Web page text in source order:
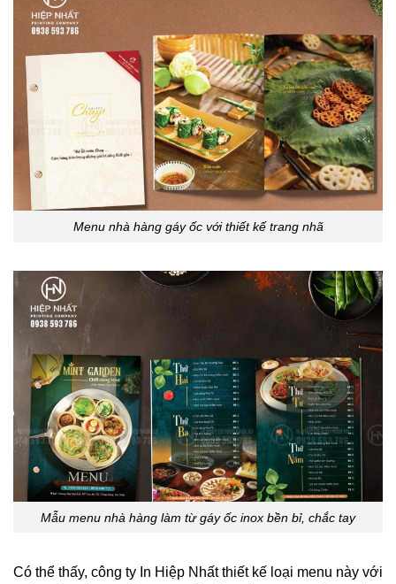
Menu nhà hàng gáy ốc với thiết kế trang nhã
Mẫu menu nhà hàng làm từ gáy ốc inox bền bỉ, chắc tay
Có thể thấy, công ty In Hiệp Nhất thiết kế loại menu này với